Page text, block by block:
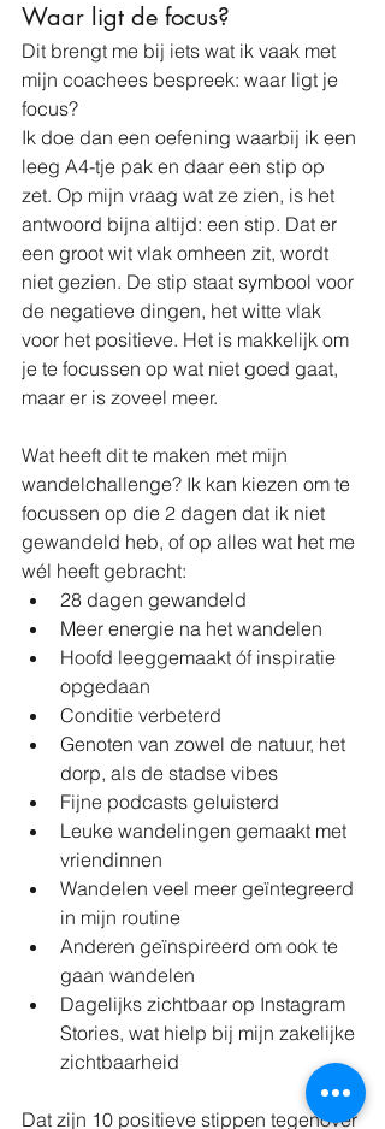
Waar ligt de focus?
Dit brengt me bij iets wat ik vaak met
mijn coachees bespreek: waar ligt je
focus?
Ik doe dan een oefening waarbij ik een
leeg A4-tje pak en daar een stip op
zet. Op mijn vraag wat ze zien, is het
antwoord bijna altijd: een stip. Dat er
een groot wit vlak omheen zit, wordt
niet gezien. De stip staat symbool voor
de negatieve dingen, het witte vlak
voor het positieve. Het is makkelijk om
je te focussen op wat niet goed gaat,
maar er is zoveel meer.
Wat heeft dit te maken met mijn
wandelchallenge? Ik kan kiezen om te
focussen op die 2 dagen dat ik niet
gewandeld heb, of op alles wat het me
wél heeft gebracht:
28 dagen gewandeld
Meer energie na het wandelen
Hoofd leeggemaakt óf inspiratie
opgedaan
Conditie verbeterd
Genoten van zowel de natuur, het
dorp, als de stadse vibes
Fijne podcasts geluisterd
Leuke wandelingen gemaakt met
vriendinnen
Wandelen veel meer geïntegreerd
in mijn routine
Anderen geïnspireerd om ook te
gaan wandelen
Dagelijks zichtbaar op Instagram
Stories, wat hielp bij mijn zakelijke
zichtbaarheid
Dat zijn 10 positieve stippen tegenover